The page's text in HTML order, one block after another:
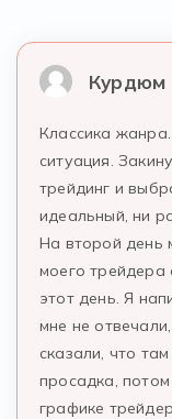
Курдюм
Классика
ситуация.
трейдинг и
идеальный, ни
На второй день
моего трейдера
этот день. Я
мне не
сказали, что
просадка,
графике